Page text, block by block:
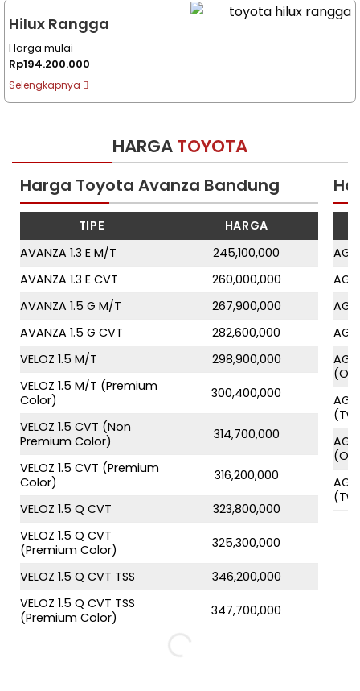
Hilux Rangga
Harga mulai
Rp194.200.000
Selengkapnya
HARGATOYOTA
Harga Toyota Avanza Bandung
TIPE
HARGA
AVANZA 1.3 E M/T
245,100,000
AVANZA 1.3 E CVT
260,000,000
AVANZA 1.5 G M/T
267,900,000
AVANZA 1.5 G CVT
282,600,000
VELOZ 1.5 M/T
298,900,000
VELOZ 1.5 M/T (Premium
Color)
300,400,000
VELOZ 1.5 CVT (Non
Premium Color)
314,700,000
VELOZ 1.5 CVT (Premium
Color)
316,200,000
VELOZ 1.5 Q CVT
323,800,000
VELOZ 1.5 Q CVT
(Premium Color)
325,300,000
VELOZ 1.5 Q CVT TSS
346,200,000
VELOZ 1.5 Q CVT TSS
(Premium Color)
347,700,000